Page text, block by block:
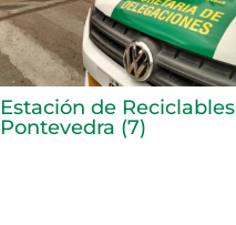
Estación de Reciclables
Pontevedra (7)